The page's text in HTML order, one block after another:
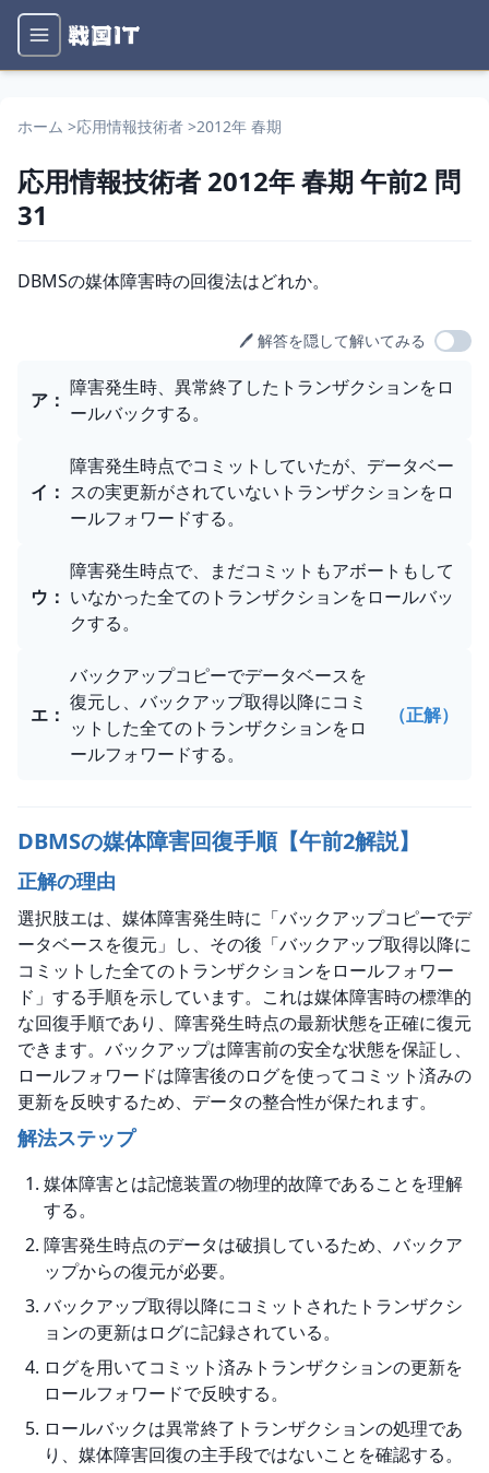
ホーム >応用情報技術者 >2012年 春期
応用情報技術者 2012年 春期午前2 問
31
問題文
DBMSの媒体障害時の回復法はどれか。
🖊️ 解答を隠して解いてみる
選択肢
ア ：
障害発生時、異常終了したトランザクションをロ
ールバックする。
イ ：
障害発生時点でコミットしていたが、データベー
スの実更新がされていないトランザクションをロ
ールフォワードする。
ウ ：
障害発生時点で、まだコミットもアボートもして
いなかった全てのトランザクションをロールバッ
クする。
エ ：
バックアップコピーでデータベースを
復元し、バックアップ取得以降にコミ
ットした全てのトランザクションをロ
ールフォワードする。
（正解）
DBMSの媒体障害回復手順【午前2解説】
正解の理由
選択肢エは、媒体障害発生時に「バックアップコピーでデ
ータベースを復元」し、その後「バックアップ取得以降に
コミットした全てのトランザクションをロールフォワー
ド」する手順を示しています。これは媒体障害時の標準的
な回復手順であり、障害発生時点の最新状態を正確に復元
できます。バックアップは障害前の安全な状態を保証し、
ロールフォワードは障害後のログを使ってコミット済みの
更新を反映するため、データの整合性が保たれます。
解法ステップ
媒体障害とは記憶装置の物理的故障であることを理解
する。
障害発生時点のデータは破損しているため、バックア
ップからの復元が必要。
バックアップ取得以降にコミットされたトランザクシ
ョンの更新はログに記録されている。
ログを用いてコミット済みトランザクションの更新を
ロールフォワードで反映する。
ロールバックは異常終了トランザクションの処理であ
り、媒体障害回復の主手段ではないことを確認する。